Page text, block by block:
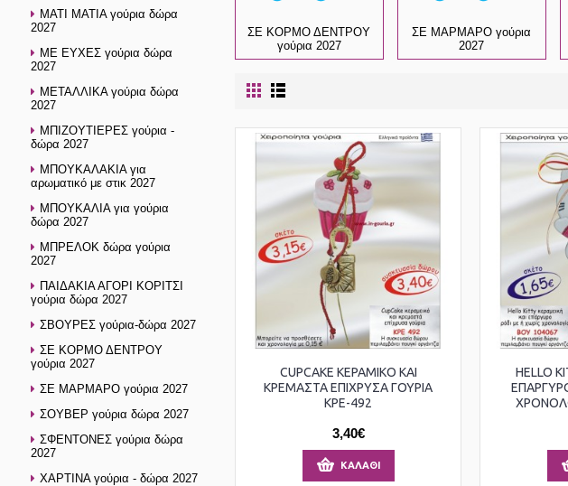
ΜΑΤΙ ΜΑΤΙΑ γούρια δώρα
2027
ΜΕ ΕΥΧΕΣ γούρια δώρα
2027
ΜΕΤΑΛΛΙΚΑ γούρια δώρα
2027
ΜΠΙΖΟΥΤΙΕΡΕΣ γούρια -
δώρα 2027
ΜΠΟΥΚΑΛΑΚΙΑ για
αρωματικό με στικ 2027
ΜΠΟΥΚΑΛΙΑ για γούρια
δώρα 2027
ΜΠΡΕΛΟΚ δώρα γούρια
2027
ΠΑΙΔΑΚΙΑ ΑΓΟΡΙ ΚΟΡΙΤΣΙ
γούρια δώρα 2027
ΣΒΟΥΡΕΣ γούρια-δώρα 2027
ΣΕ ΚΟΡΜΟ ΔΕΝΤΡΟΥ
γούρια 2027
ΣΕ ΜΑΡΜΑΡΟ γούρια 2027
ΣΟΥΒΕΡ γούρια δώρα 2027
ΣΦΕΝΤΟΝΕΣ γούρια δώρα
2027
ΧΑΡΤΙΝΑ γούρια - δώρα 2027
ΣΕ ΚΟΡΜΟ ΔΕΝΤΡΟΥ
γούρια 2027
ΣΕ ΜΑΡΜΑΡΟ γούρια
2027
CUPCAKE ΚΕΡΑΜΙΚΟ ΚΑΙ
ΚΡΕΜΑΣΤΑ ΕΠΙΧΡΥΣΑ ΓΟΥΡΙΑ
ΚΡΕ-492
3,40€
ΚΑΛΆΘΙ
HELLO